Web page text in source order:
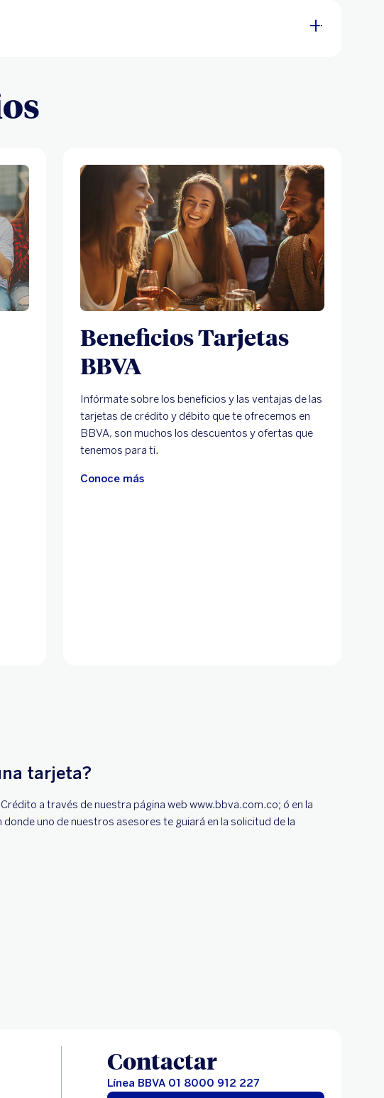
Beneficios Tarjetas
BBVA
Infórmate sobre los beneficios y las ventajas de las
tarjetas de crédito y débito que te ofrecemos en
BBVA, son muchos los descuentos y ofertas que
tenemos para ti.
Conoce más
tarjeta?
a través de nuestra página web www.bbva.com.co; ó en la
donde uno de nuestros asesores te guiará en la solicitud de la
Contactar
Línea BBVA 01 8000 912 227